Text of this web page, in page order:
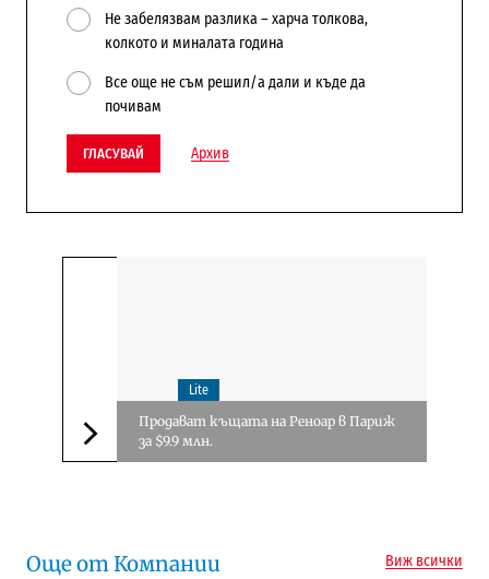
Не забелязвам разлика – харча толкова,
колкото и миналата година
Все още не съм решил/а дали и къде да
почивам
ГЛАСУВАЙ Архив
Следваща новина
Lite
Продават къщата на Реноар в Париж
за $9.9 млн.
Още от Компании Виж всички